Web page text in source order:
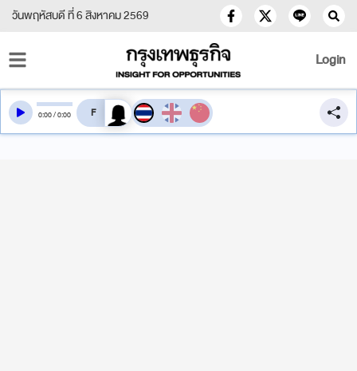
วันพฤหัสบดี ที่ 6 สิงหาคม 2569
Login
0:00/0:00 สลับเสียงอ่าน